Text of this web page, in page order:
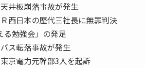
井板崩落事故が発生
西日本の歴代三社長に無罪判決
勉強会」の発足
ス転落事故が発生
京電力元幹部3人を起訴